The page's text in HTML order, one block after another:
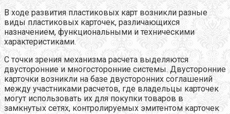
В ходе развития пластиковых карт возникли разные
виды пластиковых карточек, различающихся
назначением, функциональными и техническими
характеристиками.
С точки зрения механизма расчета выделяются
двусторонние и многосторонние системы. Двусторонние
карточки возникли на базе двусторонних соглашений
между участниками расчетов, где владельцы карточек
могут использовать их для покупки товаров в
замкнутых сетях, контролируемых эмитентом карточек